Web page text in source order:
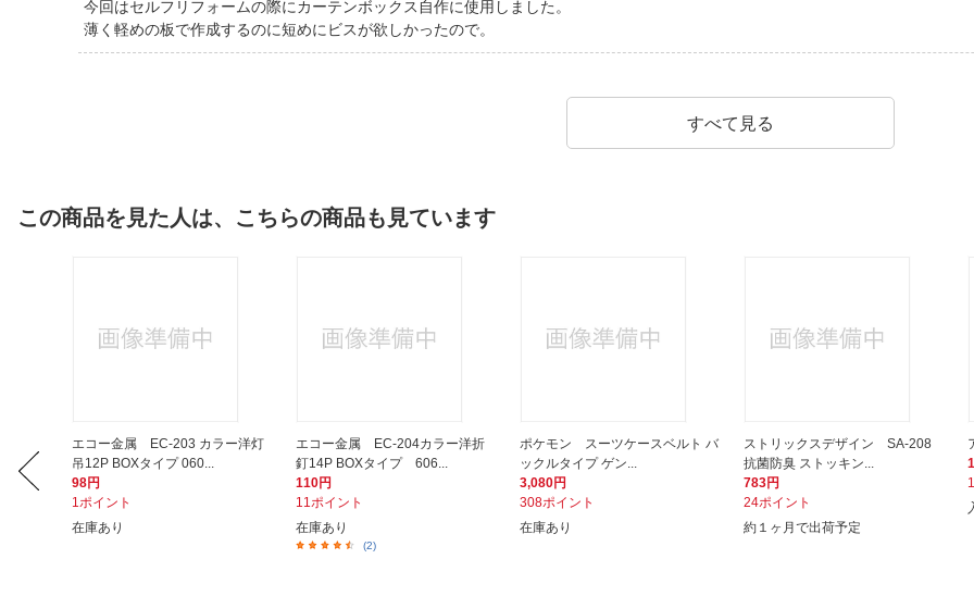
今回はセルフリフォームの際にカーテンボックス自作に使用しました。
薄く軽めの板で作成するのに短めにビスが欲しかったので。
すべて見る
この商品を見た人は、こちらの商品も見ています
エコー金属 EC-203 カラー洋灯
吊12P BOXタイプ 060...
98円
1ポイント
在庫あり
エコー金属 EC-204カラー洋折
釘14P BOXタイプ 606...
110円
11ポイント
在庫あり
(2)
ポケモン スーツケースベルト バ
ックルタイプ ゲン...
3,080円
308ポイント
在庫あり
ストリックスデザイン SA-208
抗菌防臭 ストッキン...
783円
24ポイント
約１ヶ月で出荷予定